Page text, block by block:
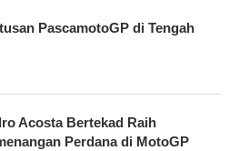
PascamotoGP di Tengah
Acosta Bertekad Raih
Perdana di MotoGP